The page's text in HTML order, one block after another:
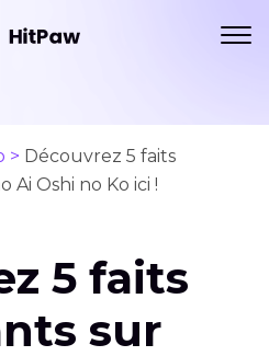
> Découvrez 5 faits
Ai Oshi no Ko ici !
5 faits
sur